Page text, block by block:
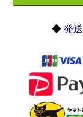
◆ 発